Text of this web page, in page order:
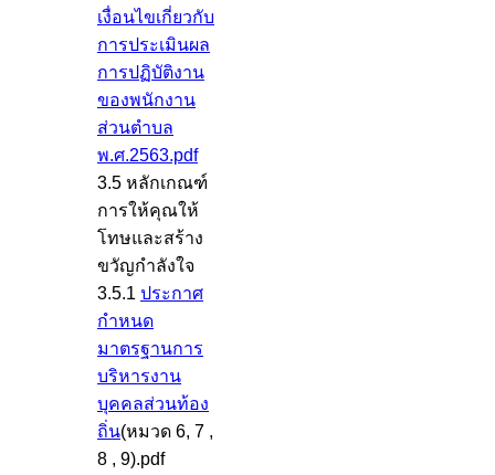
เงื่อนไขเกี่ยวกับ
การประเมินผล
การปฏิบัติงาน
ของพนักงาน
ส่วนตำบล
พ.ศ.2563.pdf
3.5 หลักเกณฑ์
การให้คุณให้
โทษและสร้าง
ขวัญกำลังใจ
3.5.1 ประกาศ
กำหนด
มาตรฐานการ
บริหารงาน
บุคคลส่วนท้อง
ถิ่น(หมวด 6, 7 ,
8 , 9).pdf